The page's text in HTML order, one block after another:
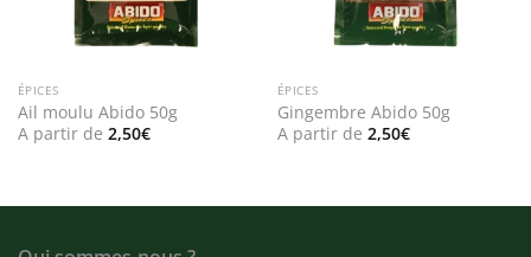
ÉPICES
Ail moulu Abido 50g
A partir de 2,50€
ÉPICES
Gingembre Abido 50g
A partir de 2,50€